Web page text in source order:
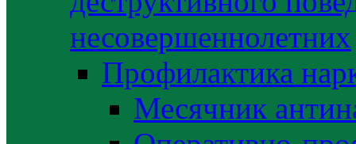
несовершеннолетних
Профилактика
Месячник